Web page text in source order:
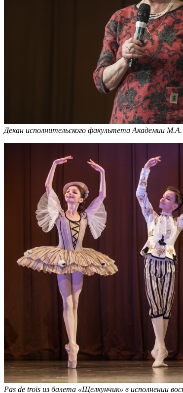
Декан исполнительского факультета Академии М.А.
Pas de trois из балета «Щелкунчик» в исполнении